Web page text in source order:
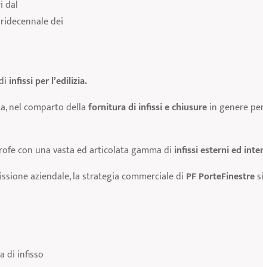
dal
dei
infissi per l’edilizia.
nel comparto dellafornitura di infissi e chiusurein genere
con una vasta ed articolata gamma di infissi esterni ed
aziendale, la strategia commerciale di PF PorteFinestre
di infisso